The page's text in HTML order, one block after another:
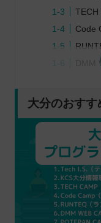
TECH
Code
tech
プログラムス
目的
学習
受講
キャ
大分のおす